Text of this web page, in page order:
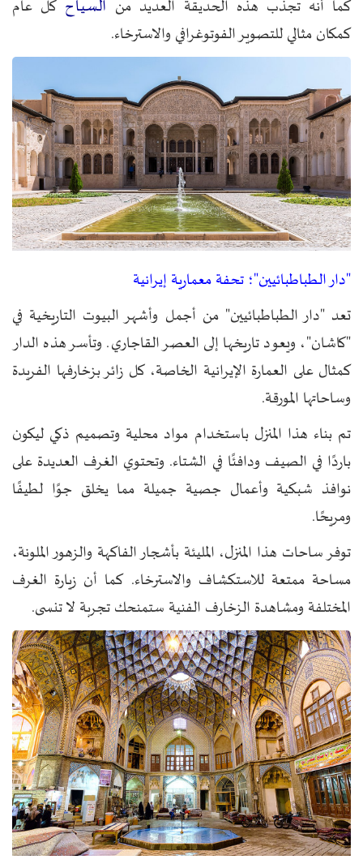
كما أنه تجذب هذه الحديقة العديد من السياح كل عام
كمكان مثالي للتصوير الفوتوغرافي والاسترخاء.
"دار الطباطبائيين"؛ تحفة معمارية إيرانية
تعد "دار الطباطبائيين" من أجمل وأشهر البيوت التاريخية في
"كاشان"، ويعود تاريخها إلى العصر القاجاري. وتأسر هذه الدار
كمثال على العمارة الإيرانية الخاصة، كل زائر بزخارفها الفريدة
وساحاتها المورقة.
تم بناء هذا المنزل باستخدام مواد محلية وتصميم ذكي ليكون
باردًا في الصيف ودافئًا في الشتاء. وتحتوي الغرف العديدة على
نوافذ شبكية وأعمال جصية جميلة مما يخلق جوًا لطيفًا
ومريحًا.
توفر ساحات هذا المنزل، المليئة بأشجار الفاكهة والزهور الملونة،
مساحة ممتعة للاستكشاف والاسترخاء. كما أن زيارة الغرف
المختلفة ومشاهدة الزخارف الفنية ستمنحك تجربة لا تنسى.